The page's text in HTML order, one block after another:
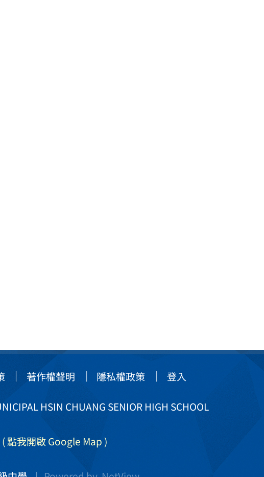
著作權聲明 隱私權政策 登入
HSIN CHUANG SENIOR HIGH SCHOOL
( 點我開啟 Google Map )